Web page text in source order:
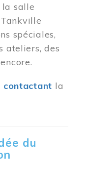
la salle
spéciales,
ateliers, des
contactant la
du